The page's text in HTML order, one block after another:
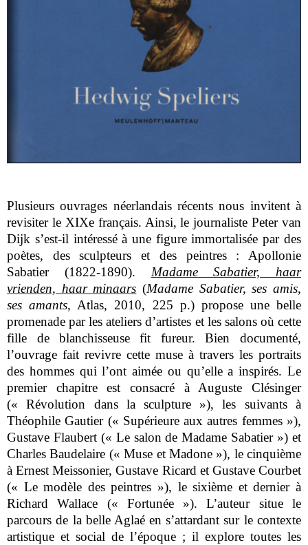
Plusieurs ouvrages néerlandais récents nous invitent à
revisiter le XIXefrançais. Ainsi, le journaliste Peter van
Dijk s’est-il intéressé à une figure immortalisée par des
poètes, des sculpteurs et des peintres : Apollonie
Sabatier (1822-1890).
Madame Sabatier, haar
vrienden, haar minaars (Madame Sabatier, ses amis,
ses amants, Atlas, 2010, 225 p.) propose une belle
promenade par les ateliers d’artistes et les salons où cette
fille de blanchisseuse fit fureur. Bien documenté,
l’ouvrage fait revivre cette muse à travers les portraits
des hommes qui l’ont aimée ou qu’elle a inspirés. Le
premier chapitre est consacré à Auguste Clésinger
(« Révolution dans la sculpture »), les suivants à
Théophile Gautier (« Supérieure aux autres femmes »),
Gustave Flaubert (« Le salon de Madame Sabatier ») et
Charles Baudelaire (« Muse et Madone »), le cinquième
à Ernest Meissonier, Gustave Ricard et Gustave Courbet
(« Le modèle des peintres »), le sixième et dernier à
Richard Wallace (« Fortunée »). L’auteur situe le
parcours de la belle Aglaé en s’attardant sur le contexte
artistique et social de l’époque ; il explore toutes les